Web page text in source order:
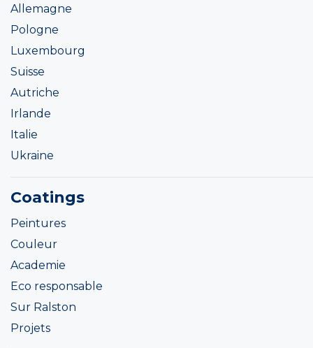
Allemagne
Pologne
Luxembourg
Suisse
Autriche
Irlande
Italie
Ukraine
Coatings
Peintures
Couleur
Academie
Eco responsable
Sur Ralston
Projets